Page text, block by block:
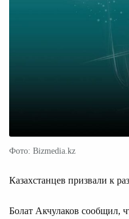
Фото: Bizmedia.kz
Казахстанцев призвали к
Болат Акчулаков сообщил,